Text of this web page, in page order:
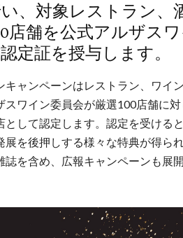
、対象レストラン、
店舗を公式アルザス
定証を授与します。
キャンペーンはレストラン、ワイ
スワイン委員会が厳選100店舗に
として認定します。認定を受ける
展を後押しする様々な特典が得ら
誌を含め、広報キャンペーンも展